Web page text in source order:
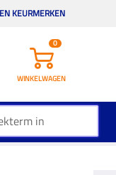
KEURMERKEN
0
WINKELWAGEN